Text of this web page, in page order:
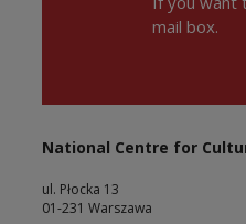
mail box.
National Centre for
ul. Płocka 13
01-231 Warszawa